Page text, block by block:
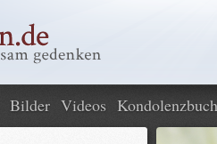
Bilder Videos Kondolenzbuch